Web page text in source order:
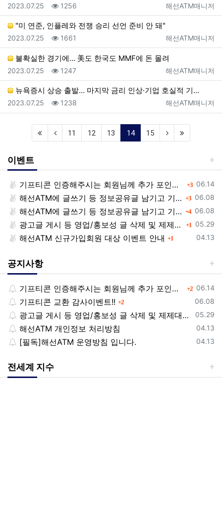
등록자
해선ATM매니저
등록일
2023.07.25 조회
1256
"미 연준, 인플레와 전쟁 승리 선언 준비 안 돼"
등록자
해선ATM매니저
등록일
2023.07.25 조회
1661
불확실한 경기에… 美도 한국도 MMF에 돈 몰려
등록자
해선ATM매니저
등록일
2023.07.25 조회
1247
뉴욕증시 상승 출발… 마지막 금리 인상·기업 호실적 기…
등록자
해선ATM매니저
등록일
2023.07.25 조회
1238
11 12 13 14(current)
15
이벤트
등록일
06.14
기프티콘 인증해주시는 회원님께 추가 포인트 쏩니다!! 3댓글
등록일
06.08
해선ATM에 글쓰기 등 정보공유글 남기고 기프티콘 받자! 3댓글
등록일
06.08
해선ATM에 글쓰기 등 정보공유글 남기고 기프티콘 받자! 4댓글
등록일
05.29
광고글 게시 등 영업/홍보성 글 삭제 및 제제대상입니다. 1댓글
등록일
04.13
해선ATM 신규가입회원 대상 이벤트 안내 1
공지사항
등록일
06.14
기프티콘 인증해주시는 회원님께 추가 포인트 쏩니다!! 2댓글
등록일
06.08
기프티콘 교환 감사이벤트!! 2댓글
등록일
05.29
광고글 게시 등 영업/홍보성 글 삭제 및 제제대상입니다.
등록일
04.13
해선ATM 개인정보 처리방침
등록일
04.13
[필독]해선ATM 운영방침 입니다.
전세계 지수